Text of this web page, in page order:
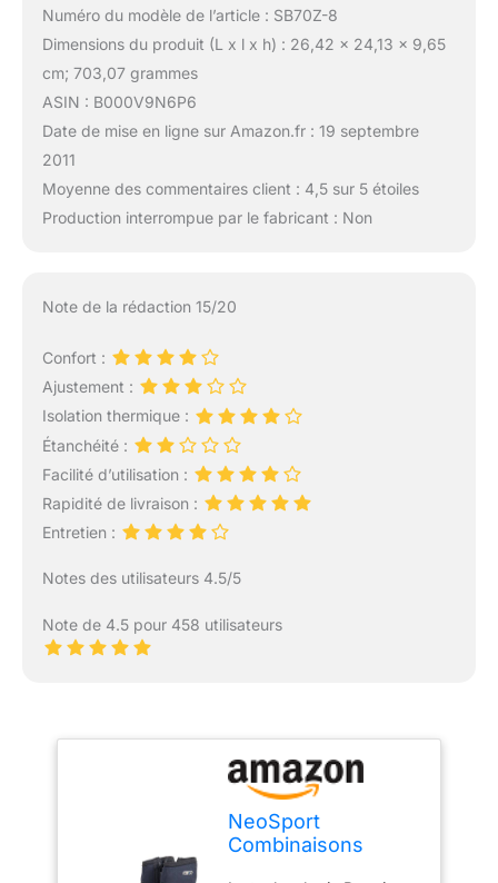
Numéro du modèle de l’article : SB70Z-8
Dimensions du produit (L x l x h) : 26,42 x 24,13 x 9,65
cm; 703,07 grammes
ASIN : B000V9N6P6
Date de mise en ligne sur Amazon.fr : 19 septembre
2011
Moyenne des commentaires client : 4,5 sur 5 étoiles
Production interrompue par le fabricant : Non
Note de la rédaction 15/20
Confort :
Ajustement :
Isolation thermique :
Étanchéité :
Facilité d’utilisation :
Rapidité de livraison :
Entretien :
Notes des utilisateurs 4.5/5
Note de 4.5 pour 458 utilisateurs
NeoSport
Combinaisons